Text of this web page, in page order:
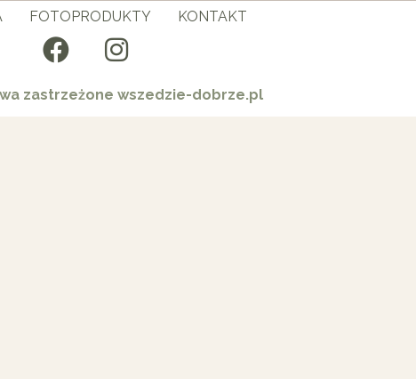
FOTOPRODUKTY KONTAKT
zastrzeżone wszedzie-dobrze.pl